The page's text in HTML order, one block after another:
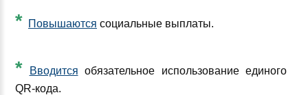
* Повышаются социальные выплаты.
* Вводится обязательное использование единого
QR-кода.